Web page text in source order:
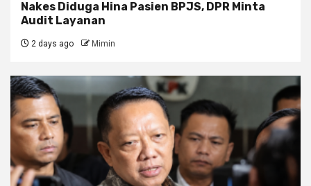
Nakes Diduga Hina Pasien BPJS, DPR Minta
Audit Layanan
2 days ago Mimin